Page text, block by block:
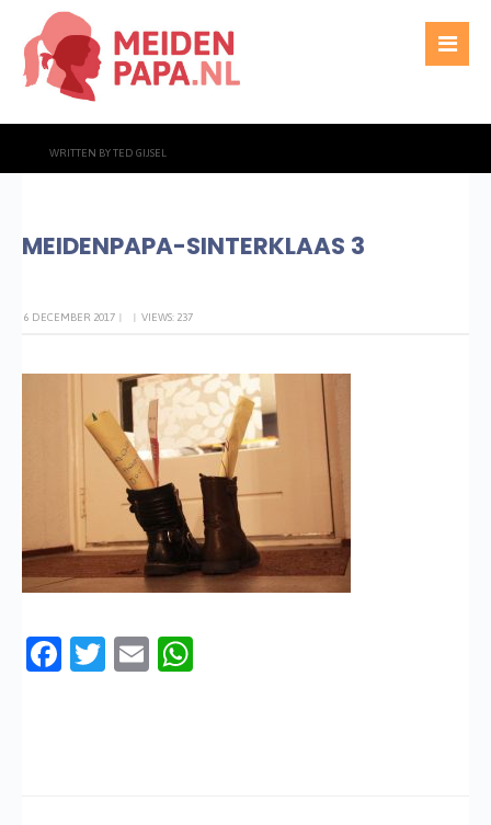
WRITTEN BYTED GIJSEL
MEIDENPAPA-SINTERKLAAS 3
6 DECEMBER 2017 | | VIEWS: 237
Facebook
Twitter
Email